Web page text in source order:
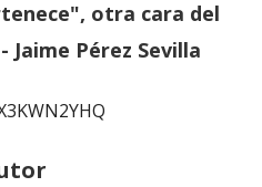
otra cara del
Jaime Pérez Sevilla